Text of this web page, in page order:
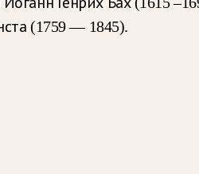
(1759 — 1845).